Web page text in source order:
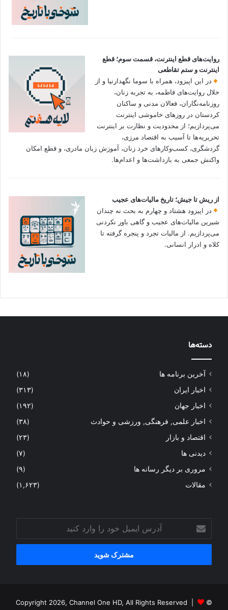
روایت‌های قطع اینترنت، قسمت سوم؛ قطع
اینترنت و ستم تقاطعی
در این اپیزود، همراه با سوما نگهدارنیا و از
خلال روایت‌های فاطمه، به تجربه زنان،
روزنامه‌نگاران، فعالان مدنی و ساکنان
کردستان در روزهای خاموشی اینترنت
می‌پردازیم؛ از محدودیت و نظارت بر اینترنت
تحریریه‌ها تا آسیب به اقتصاد مرزی،
گردشگری، کسب‌وکارهای خرد زنان، آموزش زبان مادری، و قطع امکان
واکنش جمعی به بازداشت‌ها و اعدام‌ها.
از ریش تا جیش؛ تاریخ مالیات‌های عجیب
در اپیزود هشتاد و چهارم به بحث نه چندان
شیرین مالیات‌های عجیب و گاهی باور نکردنی‌
می‌پردازیم. از مالیات تجرد و پنجره گرفته تا
کلاه و ادرار انسانی.
دسته‌ها
آخرین برنامه ها
(۱۸)
اخبار ایران
(۳۱۳)
اخبار جهان
(۱۹۲)
اخبار علمی, فرهنگی, ورزشی و حوادث
(۳۸)
اقتصاد و بازار
(۲۳)
دیدنی ها
(۷)
مروری بر دیگر رسانه ها
(۹)
مقالات
(۱,۶۲۳)
آدرس
ایمیل
خود
وارد
© Copyright 2026, Channel One HD, All Rights Reserved |